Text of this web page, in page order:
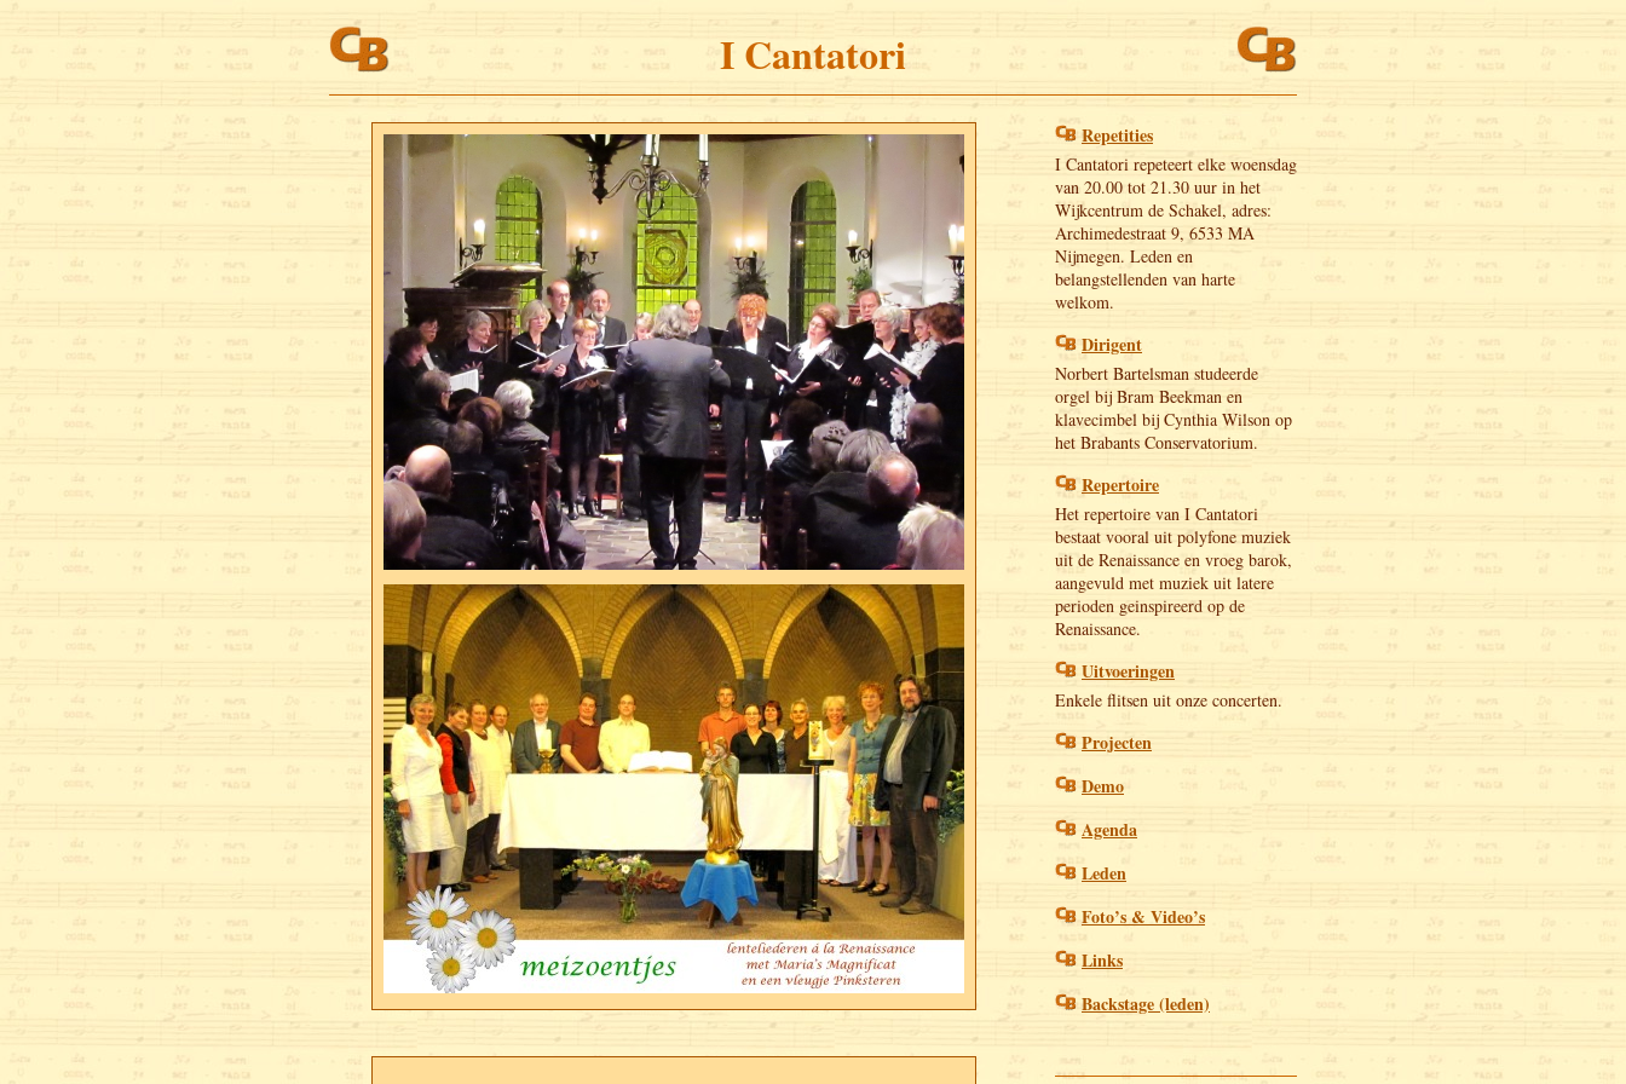
I Cantatori
Repetities
I Cantatori repeteert elke woensdag
van 20.00 tot 21.30 uur in het
Wijkcentrum de Schakel, adres:
Archimedestraat 9, 6533 MA
Nijmegen. Leden en
belangstellenden van harte
welkom.
Dirigent
Norbert Bartelsman studeerde
orgel bij Bram Beekman en
klavecimbel bij Cynthia Wilson op
het Brabants Conservatorium.
Repertoire
Het repertoire van I Cantatori
bestaat vooral uit polyfone muziek
uit de Renaissance en vroeg barok,
aangevuld met muziek uit latere
perioden geinspireerd op de
Renaissance.
Uitvoeringen
Enkele flitsen uit onze concerten.
Projecten
Demo
Agenda
Leden
Foto’s & Video’s
Links
Backstage (leden)